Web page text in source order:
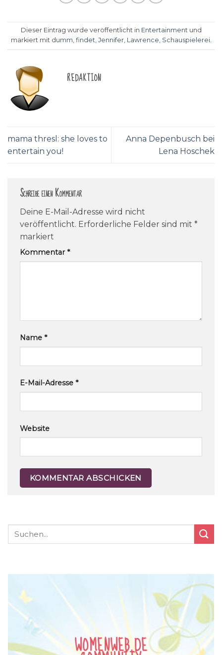
Dieser Eintrag wurde veröffentlicht in Entertainmentund
markiert mit dumm, findet, Jennifer, Lawrence, Schauspielerei.
REDAKTION
mama thresl: she loves to
entertain you!
Anna Depenbusch bei
Lena Hoschek
Schreibe einen Kommentar
Deine E-Mail-Adresse wird nicht
veröffentlicht. Erforderliche Felder sind mit *
markiert
Kommentar*
Name *
E-Mail-Adresse *
Website
WOMENWEB.DE